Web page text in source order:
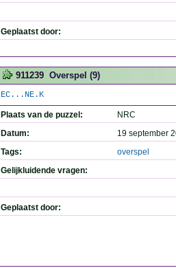
Geplaatst door:
911239 Overspel (9)
EC...NE.K
Plaats van de puzzel:
NRC
Datum:
19 september
Tags:
overspel
Gelijkluidende vragen:
Geplaatst door: